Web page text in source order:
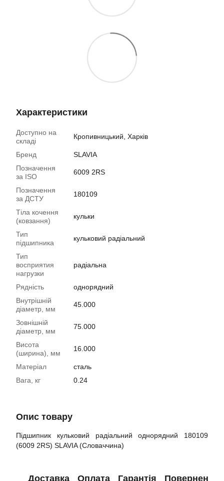
Характеристики
Доступно на
складі
Кропивницький, Харків
Бренд
SLAVIA
Позначення
за ISO
6009 2RS
Позначення
за ДСТУ
180109
Тіла кочення
(ковзання)
кульки
Тип
підшипника
кульковий радіальний
Тип
восприятия
нагрузки
радіальна
Рядність
однорядний
Внутрішній
діаметр, мм
45.000
Зовнішній
діаметр, мм
75.000
Висота
(ширина), мм
16.000
Матеріал
сталь
Вага, кг
0.24
Опис товару
Підшипник кульковий радіальний однорядний 180109
(6009 2RS) SLAVIA (Словаччина)
Доставка Оплата Гарантія Повернення